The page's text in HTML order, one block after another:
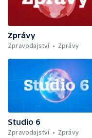
Zprávy
Zpravodajství
Zprávy
Studio 6
Zpravodajství
Zprávy